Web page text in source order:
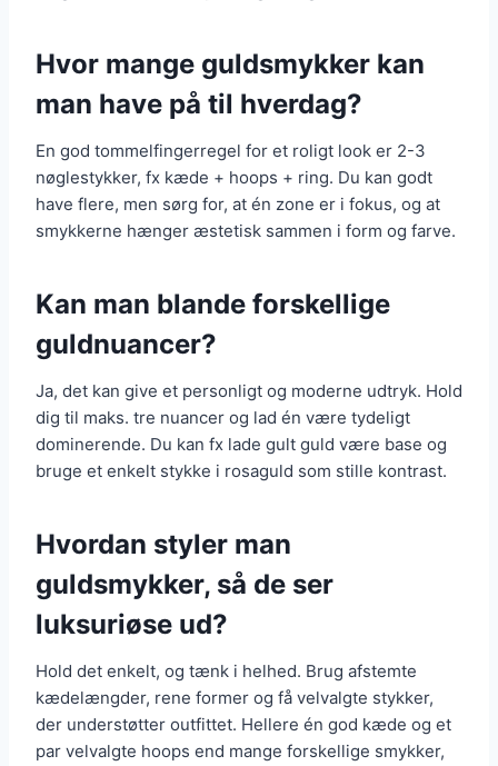
Hvor mange guldsmykker kan
man have på til hverdag?
En god tommelfingerregel for et roligt look er 2-3
nøglestykker, fx kæde + hoops + ring. Du kan godt
have flere, men sørg for, at én zone er i fokus, og at
smykkerne hænger æstetisk sammen i form og farve.
Kan man blande forskellige
guldnuancer?
Ja, det kan give et personligt og moderne udtryk. Hold
dig til maks. tre nuancer og lad én være tydeligt
dominerende. Du kan fx lade gult guld være base og
bruge et enkelt stykke i rosaguld som stille kontrast.
Hvordan styler man
guldsmykker, så de ser
luksuriøse ud?
Hold det enkelt, og tænk i helhed. Brug afstemte
kædelængder, rene former og få velvalgte stykker,
der understøtter outfittet. Hellere én god kæde og et
par velvalgte hoops end mange forskellige smykker,